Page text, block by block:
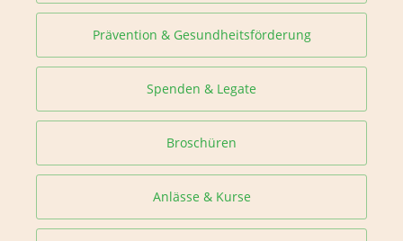
Prävention & Gesundheitsförderung
Spenden & Legate
Broschüren
Anlässe & Kurse